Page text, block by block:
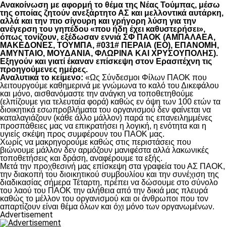
Ανακοίνωση με αφορμή το θέμα της Νέας Τούμπας, μέσω
της οποίας ζητούν ανεξάρτητο ΑΣ και μελλοντικά αυτάρκη,
αλλά και την πιο σίγουρη και γρήγορη λύση για την
ανέγερση του γηπέδου «που ήδη έχει καθυστερήσει»,
όπως τονίζουν, εξέδωσαν εννιά ΣΦ ΠΑΟΚ (ΑΜΠΑΛΑΕΑ,
ΜΑΚΕΔΟΝΕΣ, ΤΟΥΜΠΑ, #031# ΠΕΡΑΙΑ (ΕΟ), ΕΠΑΝΟΜΗ,
ΑΜΥΝΤΑΙΟ, ΜΟΥΔΑΝΙΑ, ΦΛΩΡΙΝΑ ΚΑΙ ΧΡΥΣΟΥΠΟΛΗΣ).
Εξηγούν και γιατί έκαναν επίσκεψη στον Ερασιτέχνη τις
προηγούμενες ημέρες.
Αναλυτικά το κείμενο: «Ως Σύνδεσμοι Φίλων ΠΑΟΚ που
λειτουργούμε καθημερινά με γνώμωνα το καλό του Δικεφάλου
και μόνο, αισθανόμαστε την ανάγκη να τοποθετηθούμε
(ελπίζουμε για τελευταία φορά) καθώς εν όψη των 100 ετών τα
διοικητικά εσωπροβλήματα του οργανισμού δεν φαίνεται να
καταλαγιάζουν (κάθε άλλο μάλλον) παρά τις επανειλημμένες
προσπάθειες μας να επικρατήσει η λογική, η ενότητα και η
υγιείς σκέψη προς συμφέρουν του ΠΑΟΚ μας.
Χωρίς να μακρηγορούμε καθώς στις περιστάσεις που
βιώνουμε μάλλον δεν αρμόζουν μανιφέστα αλλά λακωνικές
τοποθετήσεις και δράση, αναφέρουμε τα εξής.
Μετά την προχθεσινή μας επίσκεψη στα γραφεία του ΑΣ ΠΑΟΚ,
την διακοπή του διοικητικού συμβουλίου και την συνέχιση της
διαδικασίας σήμερα Τέταρτη, πρέπει να δώσουμε στο σύνολο
του λαού του ΠΑΟΚ την αλήθεια από την δικιά μας πλευρά
καθώς το μέλλον του οργανισμού και οι άνθρωποι που τον
απαρτίζουν είναι θέμα όλων και όχι μόνο των οργανωμένων.
Advertisement